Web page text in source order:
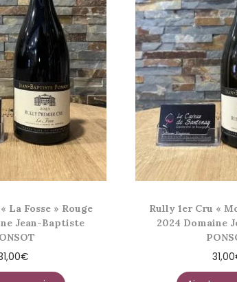
La Fosse » Rouge
Jean-Baptiste
€
Rully 1er Cru «
2024 Domaine
31,00